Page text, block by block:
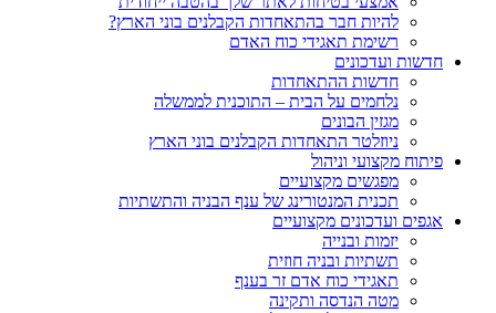
להיות חבר בהתאחדות הקבלנים בוני הארץ?
רשימת תאגידי כוח האדם
חדשות ועדכונים
חדשות ההתאחדות
נלחמים על הבית – התוכנית לממשלה
מגזין הבונים
ניוזלטר התאחדות הקבלנים בוני הארץ
פיתוח מקצועי וניהול
מפגשים מקצועיים
תכנית המנטורינג של ענף הבניה והתשתיות
אגפים ועדכונים מקצועיים
יזמות ובנייה
תשתיות ובניה חוזית
תאגידי כוח אדם זר בענף
מטה הנדסה ותקינה